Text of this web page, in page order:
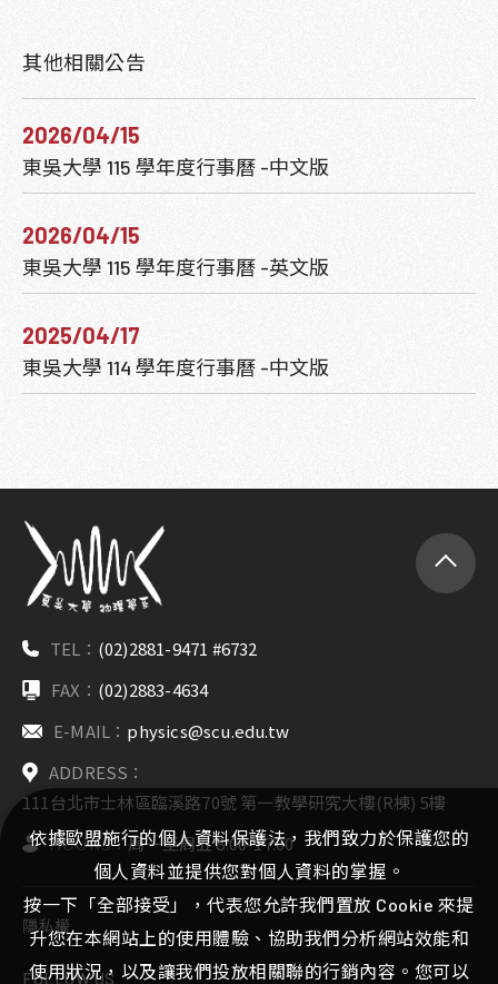
其他相關公告
2026/04/15
東吳大學 115 學年度行事曆 -中文版
2026/04/15
東吳大學 115 學年度行事曆 -英文版
2025/04/17
東吳大學 114 學年度行事曆 -中文版
TEL： (02)2881-9471 #6732
FAX： (02)2883-4634
E-MAIL： physics@scu.edu.tw
ADDRESS：
111台北市士林區臨溪路70號 第一教學研究大樓(R棟) 5樓
HOURS：周一至周五 8:00-17:00
隱私權
FOLLOW US
依據歐盟施行的個人資料保護法，我們致力於保護您的
個人資料並提供您對個人資料的掌握。
按一下「全部接受」，代表您允許我們置放 Cookie 來提
升您在本網站上的使用體驗、協助我們分析網站效能和
使用狀況，以及讓我們投放相關聯的行銷內容。您可以